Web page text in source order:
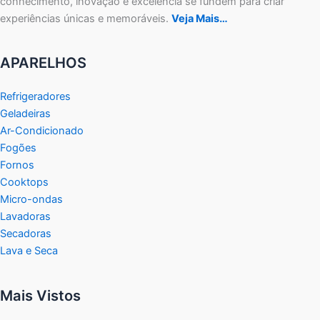
experiências únicas e memoráveis. Veja Mais…
APARELHOS
Refrigeradores
Geladeiras
Ar-Condicionado
Fogões
Fornos
Cooktops
Micro-ondas
Lavadoras
Secadoras
Lava e Seca
Mais Vistos